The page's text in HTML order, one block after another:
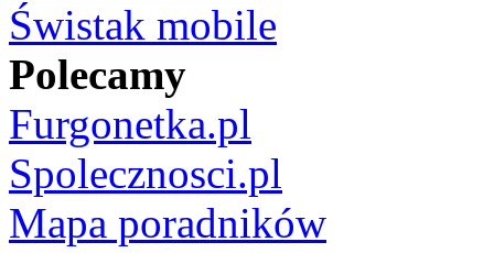
Świstak mobile
Polecamy
Furgonetka.pl
Spolecznosci.pl
Mapa poradników